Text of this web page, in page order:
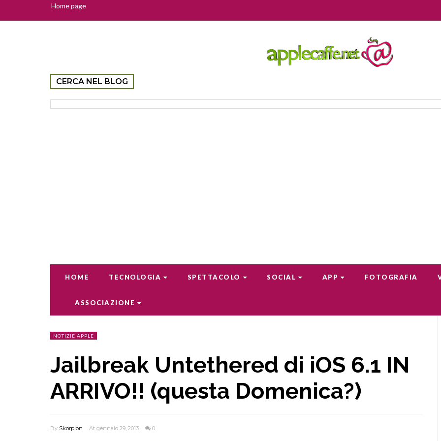
Home page
CERCA NEL BLOG
HOME TECNOLOGIA SPETTACOLO SOCIAL APP FOTOGRAFIA
ASSOCIAZIONE
NOTIZIE APPLE
Jailbreak Untethered di iOS 6.1 IN
ARRIVO!! (questa Domenica?)
By Skorpion At gennaio 29, 2013 0